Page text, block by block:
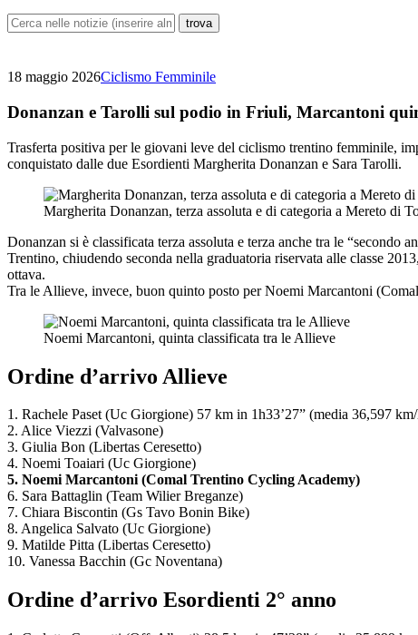
18 maggio 2026Ciclismo Femminile
Donanzan e Tarolli sul podio in Friuli, Marcantoni
Trasferta positiva per le giovani leve del ciclismo trentino femminile,
conquistato dalle due Esordienti Margherita Donanzan e Sara Tarolli.
Margherita Donanzan, terza assoluta e di categoria a Mereto di
Donanzan si è classificata terza assoluta e terza anche tra le
Trentino, chiudendo seconda nella graduatoria riservata alle classe
ottava.
Tra le Allieve, invece, buon quinto posto per Noemi Marcantoni
Noemi Marcantoni, quinta classificata tra le Allieve
Ordine d’arrivo Allieve
1. Rachele Paset (Uc Giorgione) 57 km in 1h33’27” (media 36,597
2. Alice Viezzi (Valvasone)
3. Giulia Bon (Libertas Ceresetto)
4. Noemi Toaiari (Uc Giorgione)
5. Noemi Marcantoni (Comal Trentino Cycling Academy)
6. Sara Battaglin (Team Wilier Breganze)
7. Chiara Biscontin (Gs Tavo Bonin Bike)
8. Angelica Salvato (Uc Giorgione)
9. Matilde Pitta (Libertas Ceresetto)
10. Vanessa Bacchin (Gc Noventana)
Ordine d’arrivo Esordienti 2° anno